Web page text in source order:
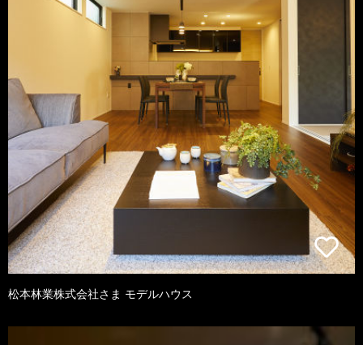
松本林業株式会社さま モデルハウス